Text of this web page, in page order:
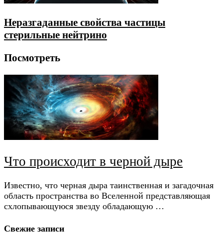
Неразгаданные свойства частицы
стерильные нейтрино
Посмотреть
Что происходит в черной дыре
Известно, что черная дыра таинственная и загадочная
область пространства во Вселенной представляющая
схлопывающуюся звезду обладающую …
Свежие записи